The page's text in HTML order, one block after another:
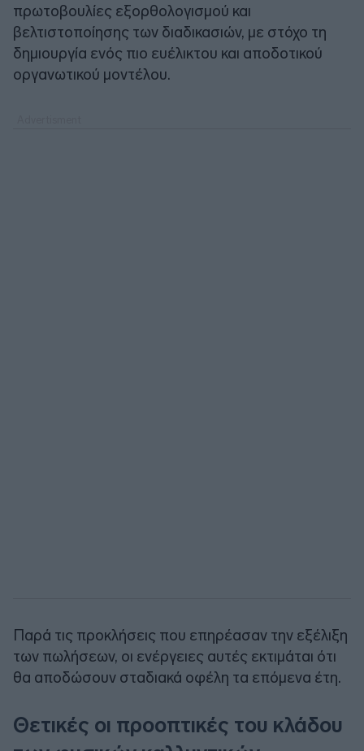
πρωτοβουλίες εξορθολογισμού και
βελτιστοποίησης των διαδικασιών, με στόχο τη
δημιουργία ενός πιο ευέλικτου και αποδοτικού
οργανωτικού μοντέλου.
Παρά τις προκλήσεις που επηρέασαν την εξέλιξη
των πωλήσεων, οι ενέργειες αυτές εκτιμάται ότι
θα αποδώσουν σταδιακά οφέλη τα επόμενα έτη.
Θετικές οι προοπτικές του κλάδου